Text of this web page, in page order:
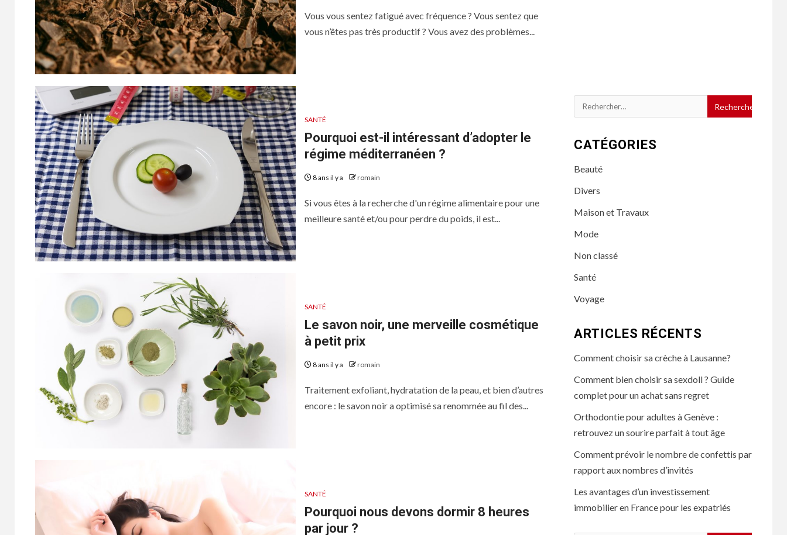
Vous vous sentez fatigué avec fréquence ? Vous sentez que
vous n’êtes pas très productif ? Vous avez des problèmes...
SANTÉ
Pourquoi est-il intéressant d’adopter le
régime méditerranéen ?
8 ans il y a romain
Si vous êtes à la recherche d'un régime alimentaire pour une
meilleure santé et/ou pour perdre du poids, il est...
SANTÉ
Le savon noir, une merveille cosmétique
à petit prix
8 ans il y a romain
Traitement exfoliant, hydratation de la peau, et bien d’autres
encore : le savon noir a optimisé sa renommée au fil des...
SANTÉ
Pourquoi nous devons dormir 8 heures
par jour ?
Rechercher :
CATÉGORIES
Beauté
Divers
Maison et Travaux
Mode
Non classé
Santé
Voyage
ARTICLES RÉCENTS
Comment choisir sa crèche à Lausanne?
Comment bien choisir sa sexdoll ? Guide
complet pour un achat sans regret
Orthodontie pour adultes à Genève :
retrouvez un sourire parfait à tout âge
Comment prévoir le nombre de confettis par
rapport aux nombres d’invités
Les avantages d’un investissement
immobilier en France pour les expatriés